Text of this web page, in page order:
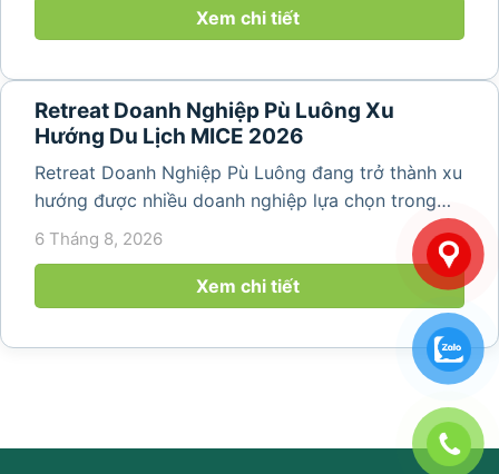
lịch đơn thuần, nhiều công ty...
Xem chi tiết
Retreat Doanh Nghiệp Pù Luông Xu
Hướng Du Lịch MICE 2026
Retreat Doanh Nghiệp Pù Luông đang trở thành xu
hướng được nhiều doanh nghiệp lựa chọn trong
năm 2026 khi nhu cầu kết hợp nghỉ dưỡng, hội
họp và gắn kết đội ngũ ngày càng tăng. Không chỉ
mang đến khoảng thời gian thư giãn...
6 Tháng 8, 2026
Xem chi tiết